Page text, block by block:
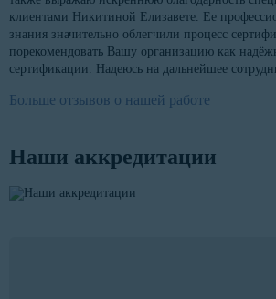
клиентами Никитиной Елизавете. Ее
знания значительно облегчили процесс
порекомендовать Вашу организацию как
сертификации. Надеюсь на дальнейшее
Больше отзывов о нашей работе
Наши аккредитации